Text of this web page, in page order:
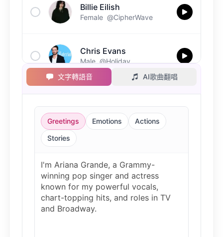
Billie Eilish
Female @CipherWave
Chris Evans
Male @Holiday
Christopher Walken
Male @Kairox
Diddy
Male @MoonPetal
文字轉語音 AI歌曲翻唱
Greetings Emotions
Actions
Stories